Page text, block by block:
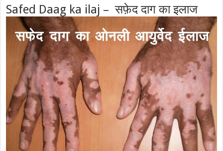
Safed Daag ka ilaj – सफ़ेद दाग का इलाज